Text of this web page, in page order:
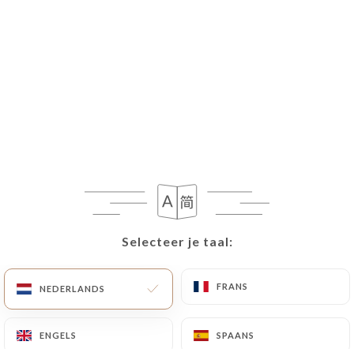
Selecteer je taal:
NEDERLANDS FRANS
ENGELS SPAANS
Selecteer je taal:
NEDERLANDS FRANS
ENGELS SPAANS